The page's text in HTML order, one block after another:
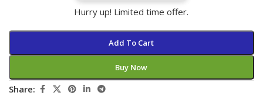
Hurry up! Limited time offer.
Add To Cart
Buy Now
Share: